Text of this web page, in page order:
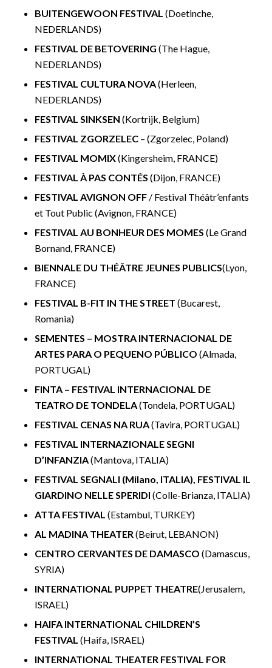
BUITENGEWOON FESTIVAL (Doetinche,
NEDERLANDS)
FESTIVAL DE BETOVERING (The Hague,
NEDERLANDS)
FESTIVAL CULTURA NOVA(Herleen,
NEDERLANDS)
FESTIVAL SINKSEN (Kortrijk, Belgium)
FESTIVAL ZGORZELEC– (Zgorzelec, Poland)
FESTIVAL MOMIX(Kingersheim, FRANCE)
FESTIVAL À PAS CONTÉS (Dijon, FRANCE)
FESTIVAL AVIGNON OFF/ Festival Théâtr’enfants
et Tout Public (Avignon, FRANCE)
FESTIVAL AU BONHEUR DES MOMES (Le Grand
Bornand, FRANCE)
BIENNALE DU THÉÂTRE JEUNES PUBLICS(Lyon,
FRANCE)
FESTIVAL B-FIT IN THE STREET (Bucarest,
Romania)
SEMENTES – MOSTRA INTERNACIONAL DE
ARTES PARA O PEQUENO PÚBLICO (Almada,
PORTUGAL)
FINTA – FESTIVAL INTERNACIONAL DE
TEATRO DE TONDELA(Tondela, PORTUGAL)
FESTIVAL CENAS NA RUA(Tavira, PORTUGAL)
FESTIVAL INTERNAZIONALE SEGNI
D’INFANZIA(Mantova, ITALIA)
FESTIVAL SEGNALI (Milano, ITALIA), FESTIVAL IL
GIARDINO NELLE SPERIDI (Colle-Brianza, ITALIA)
ATTA FESTIVAL (Estambul, TURKEY)
AL MADINA THEATER (Beirut, LEBANON)
CENTRO CERVANTES DE DAMASCO (Damascus,
SYRIA)
INTERNATIONAL PUPPET THEATRE(Jerusalem,
ISRAEL)
HAIFA INTERNATIONAL CHILDREN’S
FESTIVAL (Haifa, ISRAEL)
INTERNATIONAL THEATER FESTIVAL FOR